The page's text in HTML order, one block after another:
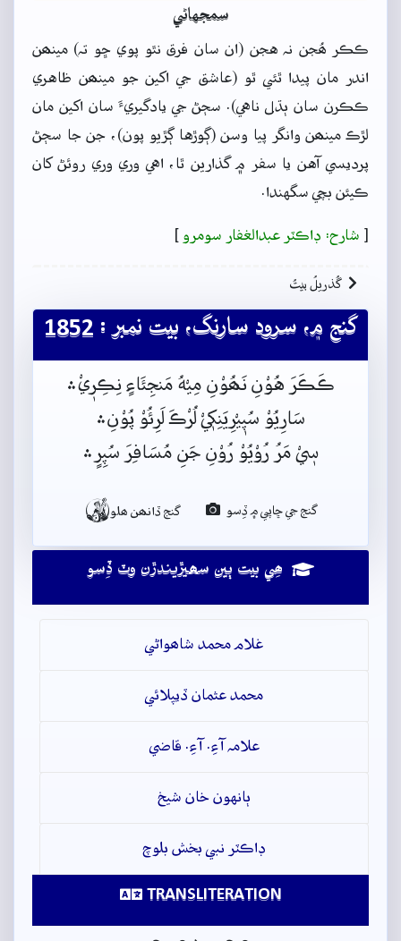
سمجهاڻي
ڪڪر ھُجن نہ هجن (ان سان فرق نٿو پوي ڇو تہ) مينھن
اندر مان پيدا ٿئي ٿو (عاشق جي اکين جو مينھن ظاهري
ڪڪرن سان ٻڌل ناهي). سڄڻ جي يادگيريءَ سان اکين مان
لڙڪ مينھن وانگر پيا وسن (ڳوڙها ڳڙيو پون)، جن جا سڄڻ
پرديسي آهن يا سفر ۾ گذارين ٿا، اهي وري وري روئڻ کان
ڪيئن بچي سگهندا.
[ شارح: ڊاڪٽر عبدالغفار سومرو ]
گُذريلُ بيتُ
گنج ۾، سرود سارنگ، بيت نمبر : 1852
ڪَڪَرَ هُوْنِ نَھُوْنِ مِيْهُ مَنجِئَاءٍ نِڪِرٖيْ﮶
سَارِيُوْ سُپٖيْرِيَنِکٖيْ لُرْڪَ لَرِئُوْ پُوْنِ﮶
سٖيْ مَرُ رُوْيُوْ رُوْنِ جَنِ مُسَافِرَ سُپِرٍ﮶
گنج جي ڇاپي ۾ ڏِسو گنج ڏانھن ھلو
ھِي بيت ٻين سھيڙيندڙن وٽ ڏِسو
غلام محمد شاھواڻي
محمد عثمان ڏيپلائي
علامہ آءِ. آءِ. قاضي
ٻانهون خان شيخ
ڊاڪٽر نبي بخش بلوچ
TRANSLITERATION